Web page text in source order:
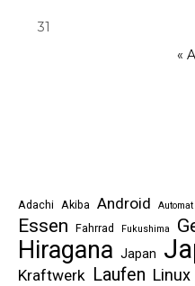
31
«
Adachi Akiba Android Automat
Essen Fahrrad Fukushima
Hiragana Japan
Kraftwerk Laufen Linux